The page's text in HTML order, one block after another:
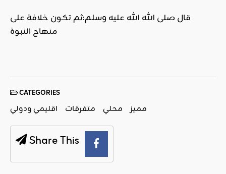
قال صلى الله الله عليه وسلم:ثم تكون خلافة على
منهاج النبوة
CATEGORIES
اقليمي ودولي متفرقات محلي مميز
Share This